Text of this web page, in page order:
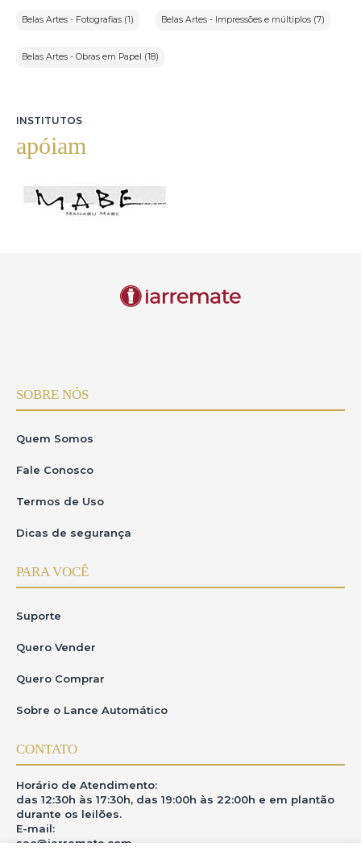
Belas Artes - Fotografias (1) Belas Artes - Impressões e múltiplos (7)
Belas Artes - Obras em Papel (18)
INSTITUTOS
apóiam
SOBRE NÓS
Quem Somos
Fale Conosco
Termos de Uso
Dicas de segurança
PARA VOCÊ
Suporte
Quero Vender
Quero Comprar
Sobre o Lance Automático
CONTATO
Horário de Atendimento:
das 12:30h às 17:30h, das 19:00h às 22:00h e em plantão
durante os leilões.
E-mail:
sac@iarremate.com